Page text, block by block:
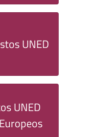
UNED
UNED